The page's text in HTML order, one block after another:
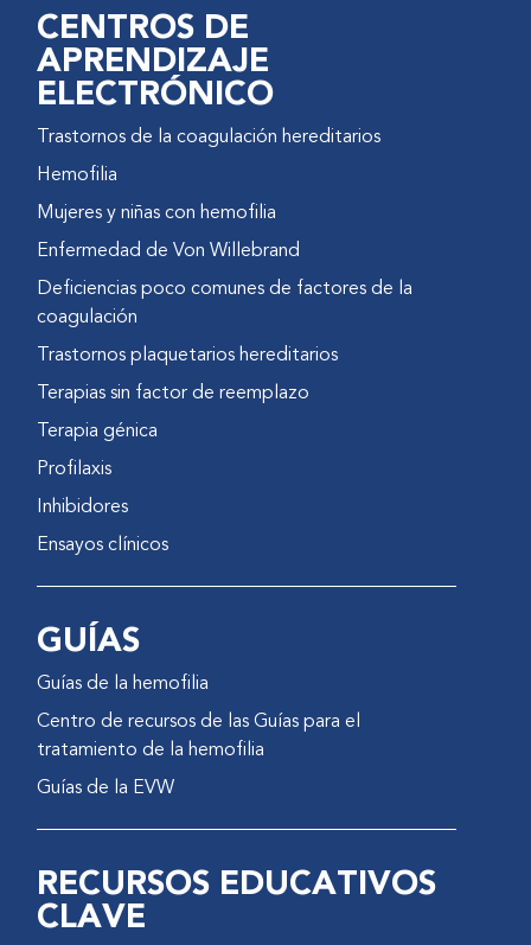
CENTROS DE
APRENDIZAJE
ELECTRÓNICO
Trastornos de la coagulación hereditarios
Hemofilia
Mujeres y niñas con hemofilia
Enfermedad de Von Willebrand
Deficiencias poco comunes de factores de la
coagulación
Trastornos plaquetarios hereditarios
Terapias sin factor de reemplazo
Terapia génica
Profilaxis
Inhibidores
Ensayos clínicos
GUÍAS
Guías de la hemofilia
Centro de recursos de las Guías para el
tratamiento de la hemofilia
Guías de la EVW
RECURSOS EDUCATIVOS
CLAVE